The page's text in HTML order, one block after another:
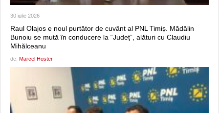
30 iulie 2026
Raul Olajos e noul purtător de cuvânt al PNL Timiș. Mădălin
Bunoiu se mută în conducere la “Județ”, alături cu Claudiu
Mihălceanu
de: Marcel Hoster